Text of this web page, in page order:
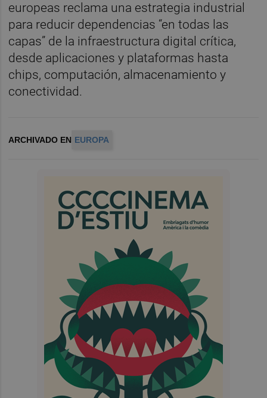
europeas reclama una estrategia industrial
para reducir dependencias “en todas las
capas” de la infraestructura digital crítica,
desde aplicaciones y plataformas hasta
chips, computación, almacenamiento y
conectividad.
ARCHIVADO EN EUROPA